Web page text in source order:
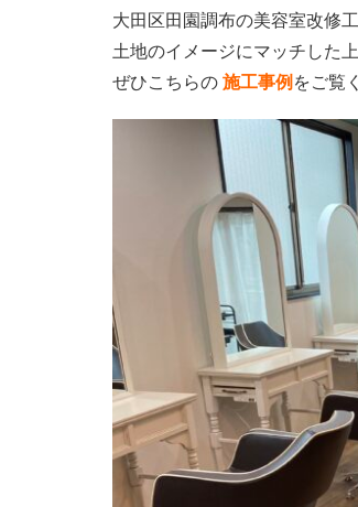
大田区田園調布の美容室改修
土地のイメージにマッチした
ぜひこちらの 施工事例 をご覧